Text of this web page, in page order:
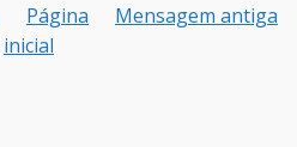
Mensagem antiga
Página
inicial